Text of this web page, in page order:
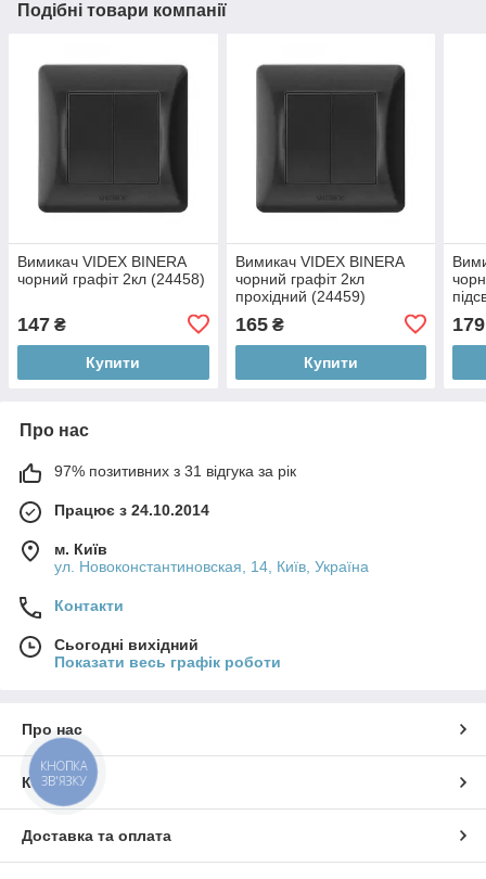
Подібні товари компанії
Вимикач VIDEX BINERA
чорний графіт 2кл (24458)
147 ₴
Купити
Вимикач VIDEX BINERA
чорний графіт 2кл
прохідний (24459)
165₴
Купити
179
Про нас
97% позитивних з 31 відгука за рік
Працює з 24.10.2014
м. Київ
ул. Новоконстантиновская, 14, Київ, Україна
Контакти
Сьогодні вихідний
Показати весь графік роботи
Про нас
Контакти
Доставка та оплата
КНОПКА
ЗВ'ЯЗКУ